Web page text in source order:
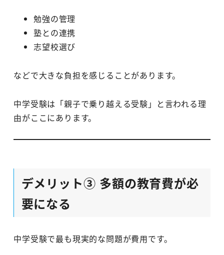
勉強の管理
塾との連携
志望校選び
などで大きな負担を感じることがあります。
中学受験は「親子で乗り越える受験」と言われる理
由がここにあります。
デメリット③ 多額の教育費が必
要になる
中学受験で最も現実的な問題が費用です。